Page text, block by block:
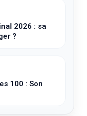
2026 : sa
?
100 : Son